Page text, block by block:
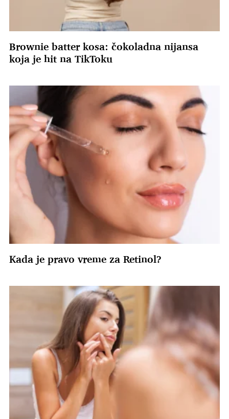
Brownie batter kosa: čokoladna nijansa
koja je hit na TikToku
Kada je pravo vreme za Retinol?